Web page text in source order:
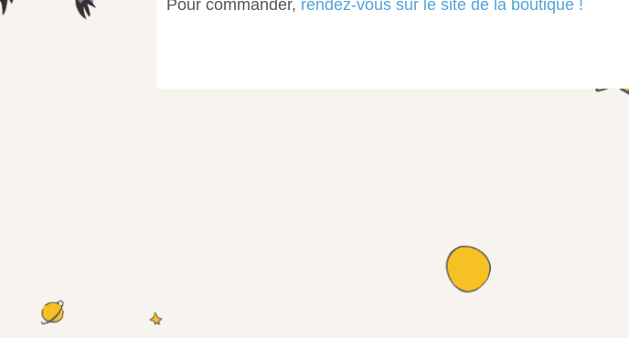
Pour commander, rendez-vous sur le site de la boutique !